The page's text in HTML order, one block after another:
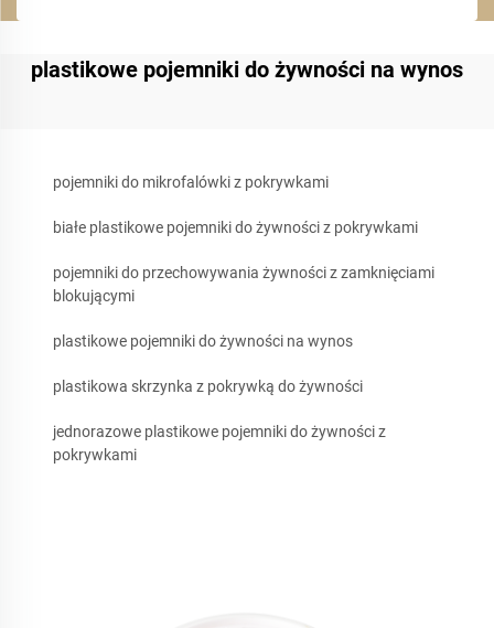
plastikowe pojemniki do żywności na wynos
pojemniki do mikrofalówki z pokrywkami
białe plastikowe pojemniki do żywności z pokrywkami
pojemniki do przechowywania żywności z zamknięciami
blokującymi
plastikowe pojemniki do żywności na wynos
plastikowa skrzynka z pokrywką do żywności
jednorazowe plastikowe pojemniki do żywności z
pokrywkami